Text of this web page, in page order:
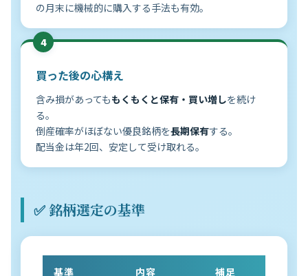
の月末に機械的に購入する手法も有効。
4
買った後の心構え
含み損があってももくもくと保有・買い増しを続け
る。
倒産確率がほぼない優良銘柄を長期保有する。
配当金は年2回、安定して受け取れる。
✅ 銘柄選定の基準
基準 内容 補足